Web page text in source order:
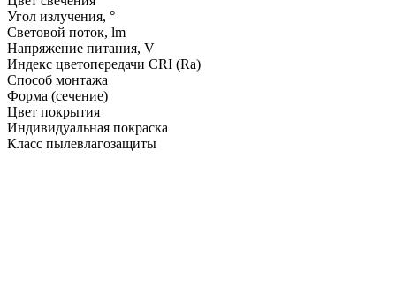
Угол излучения, °
Световой поток, lm
Напряжение питания, V
Индекс цветопередачи CRI (Ra)
Способ монтажа
Форма (сечение)
Цвет покрытия
Индивидуальная покраска
Класс пылевлагозащиты